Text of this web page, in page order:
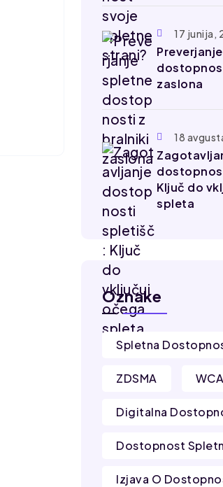
17 junija,
zaslona
18
Ključ do
spleta
Oznake
Spletna
ZDSMA
Digitalna
Dostopnost
Izjava O